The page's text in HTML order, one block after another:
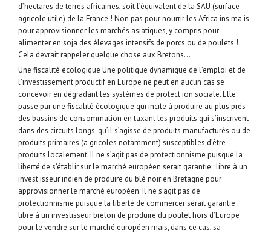
d’hectares de terres africaines, soit l’équivalent de la SAU (surface
agricole utile) de la France ! Non pas pour nourrir les Africa ins ma is
pour approvisionner les marchés asiatiques, y compris pour
alimenter en soja des élevages intensifs de porcs ou de poulets !
Cela devrait rappeler quelque chose aux Bretons…
Une fiscalité écologique Une politique dynamique de l’emploi et de
l’investissement productif en Europe ne peut en aucun cas se
concevoir en dégradant les systèmes de protect ion sociale. Elle
passe par une fiscalité écologique qui incite à produire au plus près
des bassins de consommation en taxant les produits qui s’inscrivent
dans des circuits longs, qu’il s’agisse de produits manufacturés ou de
produits primaires (a gricoles notamment) susceptibles d’être
produits localement. Il ne s’agit pas de protectionnisme puisque la
liberté de s’établir sur le marché européen serait garantie : libre à un
invest isseur indien de produire du blé noir en Bretagne pour
approvisionner le marché européen. Il ne s’agit pas de
protectionnisme puisque la liberté de commercer serait garantie :
libre à un investisseur breton de produire du poulet hors d’Europe
pour le vendre sur le marché européen mais, dans ce cas, sa